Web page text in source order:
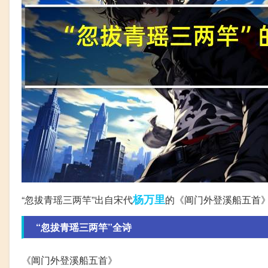
“忽拔青瑶三两竿”出自宋代杨万里的《阊门外登溪船五首
“忽拔青瑶三两竿”全诗
《阊门外登溪船五首》